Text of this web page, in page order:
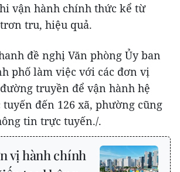
vận hành chính thức kể từ
tru, hiệu quả.
đề nghị Văn phòng Ủy ban
phố làm việc với các đơn vị
truyền để vận hành hệ
đến 126 xã, phường cũng
tin trực tuyến./.
vị hành chính